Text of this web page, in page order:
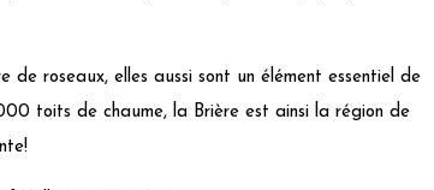
de roseaux, elles aussi sont un élément essentiel de
toits de chaume, la Brière est ainsi la région de